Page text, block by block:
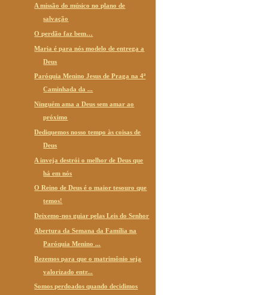
A missão do músico no plano de
salvação
O perdão faz bem…
Maria é para nós modelo de entrega a
Deus
Paróquia Menino Jesus de Praga na 4ª
Caminhada da ...
Ninguém ama a Deus sem amar ao
próximo
Dediquemos nosso tempo às coisas de
Deus
A inveja destrói o melhor de Deus que
há em nós
O Reino de Deus é o maior tesouro que
temos!
Deixemo-nos guiar pelas Leis do Senhor
Abertura da Semana da Família na
Paróquia Menino ...
Rezemos para que o matrimônio seja
valorizado entr...
Somos perdoados quando decidimos